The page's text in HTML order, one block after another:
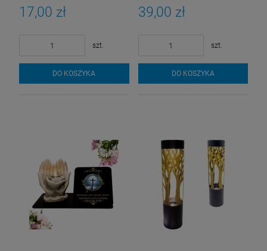
17,00 zł
szt.
DO KOSZYKA
Biały CIEPŁY
39,00 zł
szt.
DO KOSZYKA